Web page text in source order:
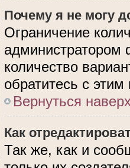
Почему я не могу
Ограничение
количество
обратитесь с
Вернуться
Как
Так же, как и